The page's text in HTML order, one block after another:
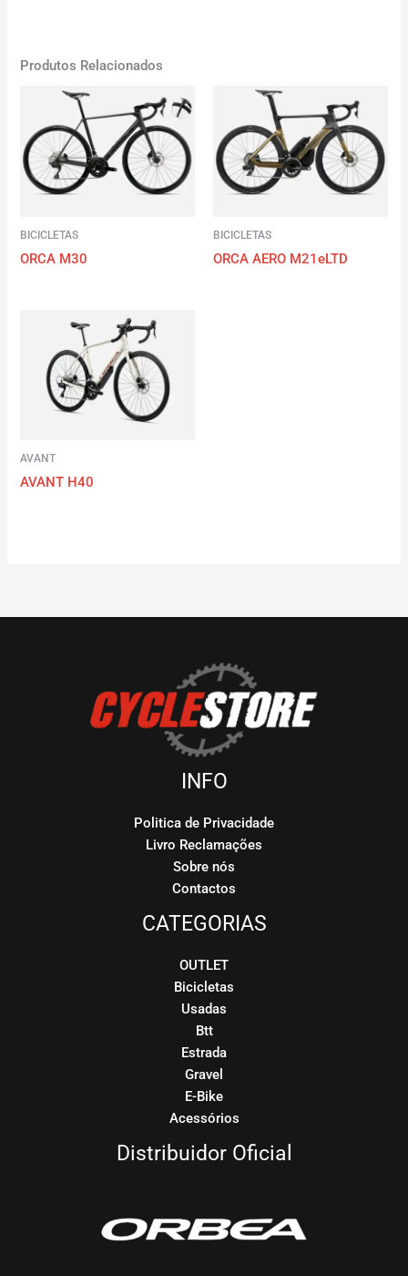
Produtos Relacionados
BICICLETAS
ORCA M30
BICICLETAS
ORCA AERO M21eLTD
AVANT
AVANT H40
INFO
Politica de Privacidade
Livro Reclamações
Sobre nós
Contactos
CATEGORIAS
OUTLET
Bicicletas
Usadas
Btt
Estrada
Gravel
E-Bike
Acessórios
Distribuidor Oficial